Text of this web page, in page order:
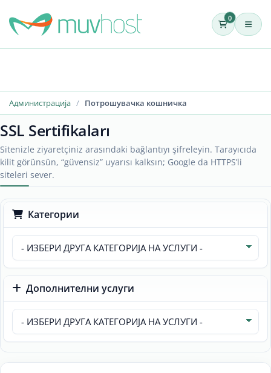
0
Администрација Потрошувачка кошничка
SSL Sertifikaları
Sitenizle ziyaretçiniz arasındaki bağlantıyı şifreleyin. Tarayıcıda
kilit görünsün, “güvensiz” uyarısı kalksın; Google da HTTPS’li
siteleri sever.
Категории
Дополнителни услуги